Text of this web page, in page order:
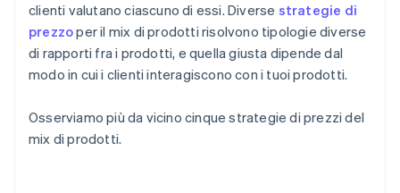
clienti valutano ciascuno di essi. Diverse strategie di
prezzoper il mix di prodotti risolvono tipologie diverse
di rapporti fra i prodotti, e quella giusta dipende dal
modo in cui i clienti interagiscono con i tuoi prodotti.
Osserviamo più da vicino cinque strategie di prezzi del
mix di prodotti.